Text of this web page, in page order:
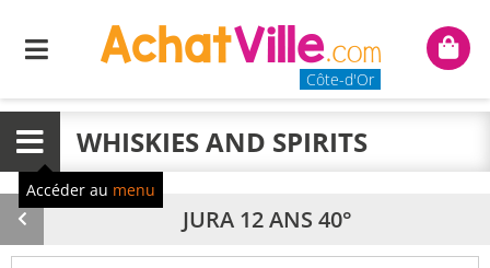
Menu
Côte-d'Or
Mon
Menu WHISKIES AND SPIRITS
Accéder au menu
Produit
précédent
JURA 12 ANS 40°